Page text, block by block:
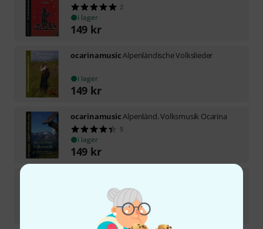
2
i lager
149 kr
ocarinamusicAlpenländische Volkslieder
i lager
149 kr
ocarinamusicAlpenländ. Volksmusik Ocarina
5
i lager
149 kr
2